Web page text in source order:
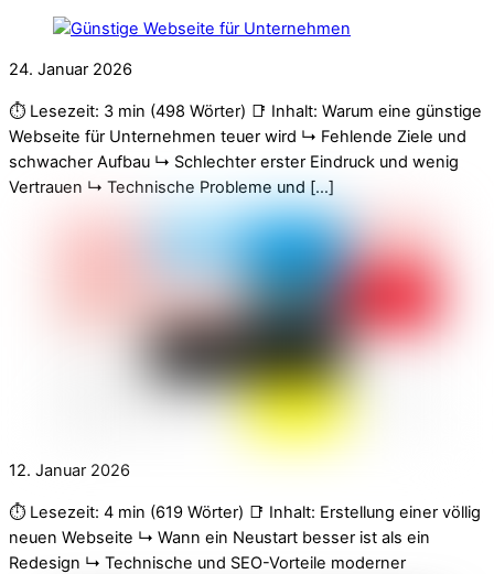
24. Januar 2026
⏱️ Lesezeit: 3 min (498 Wörter) 📑 Inhalt: Warum eine günstige
Webseite für Unternehmen teuer wird ↳ Fehlende Ziele und
schwacher Aufbau ↳ Schlechter erster Eindruck und wenig
Vertrauen ↳ Technische Probleme und […]
12. Januar 2026
⏱️ Lesezeit: 4 min (619 Wörter) 📑 Inhalt: Erstellung einer völlig
neuen Webseite ↳ Wann ein Neustart besser ist als ein
Redesign ↳ Technische und SEO-Vorteile moderner